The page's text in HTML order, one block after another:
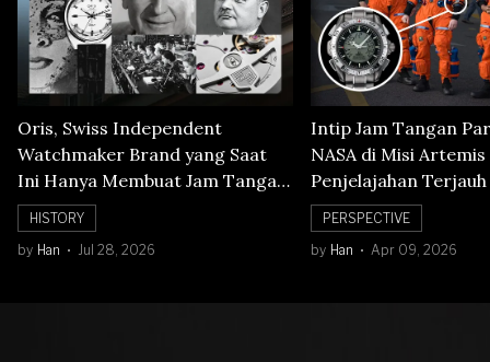
Oris, Swiss Independent
Watchmaker Brand yang Saat
Ini Hanya Membuat Jam Tangan
Mechanical
HISTORY
by Han Jul 28, 2026
Intip Jam Tangan
NASA di Misi
Penjelajahan
Orbit Bulan
PERSPECTIVE
by Han Apr 09, 2026